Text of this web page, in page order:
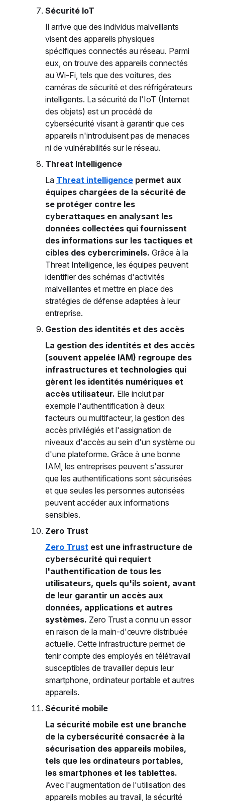
Sécurité IoT
Il arrive que des individus malveillants
visent des appareils physiques
spécifiques connectés au réseau. Parmi
eux, on trouve des appareils connectés
au Wi-Fi, tels que des voitures, des
caméras de sécurité et des réfrigérateurs
intelligents. La sécurité de l'IoT (Internet
des objets) est un procédé de
cybersécurité visant à garantir que ces
appareils n'introduisent pas de menaces
ni de vulnérabilités sur le réseau.
Threat Intelligence
La Threat intelligencepermet aux
équipes chargées de la sécurité de
se protéger contre les
cyberattaques en analysant les
données collectées qui fournissent
des informations sur les tactiques et
cibles des cybercriminels. Grâce à la
Threat Intelligence, les équipes peuvent
identifier des schémas d'activités
malveillantes et mettre en place des
stratégies de défense adaptées à leur
entreprise.
Gestion des identités et des accès
La gestion des identités et des accès
(souvent appelée IAM) regroupe des
infrastructures et technologies qui
gèrent les identités numériques et
accès utilisateur. Elle inclut par
exemple l'authentification à deux
facteurs ou multifacteur, la gestion des
accès privilégiés et l'assignation de
niveaux d'accès au sein d'un système ou
d'une plateforme. Grâce à une bonne
IAM, les entreprises peuvent s'assurer
que les authentifications sont sécurisées
et que seules les personnes autorisées
peuvent accéder aux informations
sensibles.
Zero Trust
Zero Trustest une infrastructure de
cybersécurité qui requiert
l'authentification de tous les
utilisateurs, quels qu'ils soient, avant
de leur garantir un accès aux
données, applications et autres
systèmes. Zero Trust a connu un essor
en raison de la main-d'œuvre distribuée
actuelle. Cette infrastructure permet de
tenir compte des employés en télétravail
susceptibles de travailler depuis leur
smartphone, ordinateur portable et autres
appareils.
Sécurité mobile
La sécurité mobile est une branche
de la cybersécurité consacrée à la
sécurisation des appareils mobiles,
tels que les ordinateurs portables,
les smartphones et les tablettes.
Avec l'augmentation de l'utilisation des
appareils mobiles au travail, la sécurité